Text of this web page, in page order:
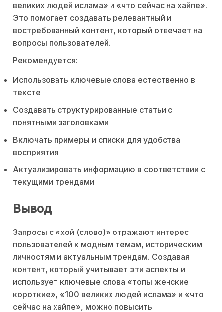
великих людей ислама» и «что сейчас на хайпе».
Это помогает создавать релевантный и
востребованный контент, который отвечает на
вопросы пользователей.
Рекомендуется:
Использовать ключевые слова естественно в
тексте
Создавать структурированные статьи с
понятными заголовками
Включать примеры и списки для удобства
восприятия
Актуализировать информацию в соответствии с
текущими трендами
Вывод
Запросы с «хой (слово)» отражают интерес
пользователей к модным темам, историческим
личностям и актуальным трендам. Создавая
контент, который учитывает эти аспекты и
использует ключевые слова «топы женские
короткие», «100 великих людей ислама» и «что
сейчас на хайпе», можно повысить